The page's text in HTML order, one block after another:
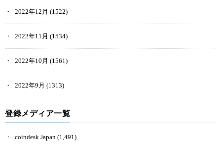
2022年12月 (1522)
2022年11月 (1534)
2022年10月 (1561)
2022年9月 (1313)
登録メディア一覧
coindesk Japan (1,491)